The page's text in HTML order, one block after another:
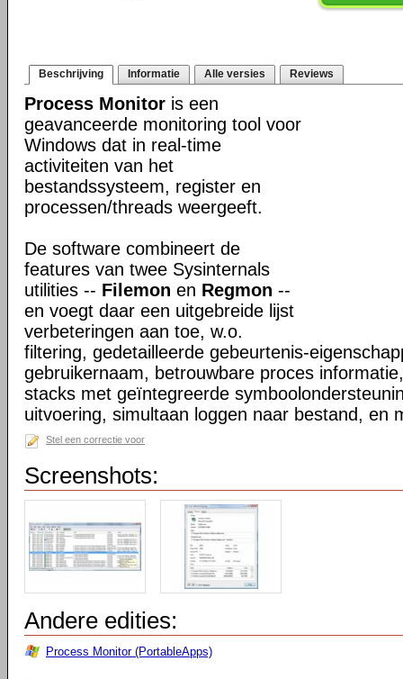
Beschrijving Informatie Alle versies Reviews
Process Monitor is een
geavanceerde monitoring tool voor
Windows dat in real-time
activiteiten van het
bestandssysteem, register en
processen/threads weergeeft.
De software combineert de
features van twee Sysinternals
utilities -- Filemon en Regmon --
en voegt daar een uitgebreide lijst
verbeteringen aan toe, w.o.
filtering, gedetailleerde gebeurtenis-
gebruikernaam, betrouwbare proces
stacks met geïntegreerde
uitvoering, simultaan loggen naar bestand, en
Stel een correctie voor
Screenshots:
Andere edities:
Process Monitor (PortableApps)